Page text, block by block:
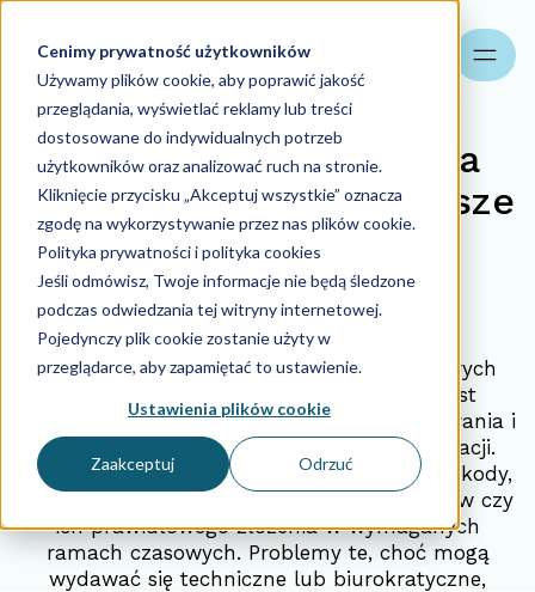
Cenimy prywatność użytkowników
Używamy plików cookie, aby poprawić jakość
przeglądania, wyświetlać reklamy lub treści
dostosowane do indywidualnych potrzeb
użytkowników oraz analizować ruch na stronie.
Kliknięcie przycisku „Akceptuj wszystkie” oznacza
zgodę na wykorzystywanie przez nas plików cookie.
Polityka prywatności i polityka cookies
Jeśli odmówisz, Twoje informacje nie będą śledzone
podczas odwiedzania tej witryny internetowej.
Pojedynczy plik cookie zostanie użyty w
przeglądarce, aby zapamiętać to ustawienie.
Ustawienia plików cookie
Zaakceptuj Odrzuć
Złożenie sprawozdania
finansowego - najczęstsze
problemy
19.03.2024
Poprawne składanie sprawozdań finansowych
czy dokładne raportowanie finansowe jest
kluczowym elementem zarządzania, planowania i
zgodności z przepisami dla każdej organizacji.
Jednakże proces ten może napotkać przeszkody,
zwłaszcza w kwestii autoryzacji dokumentów czy
ich prawidłowego złożenia w wymaganych
ramach czasowych. Problemy te, choć mogą
wydawać się techniczne lub biurokratyczne,